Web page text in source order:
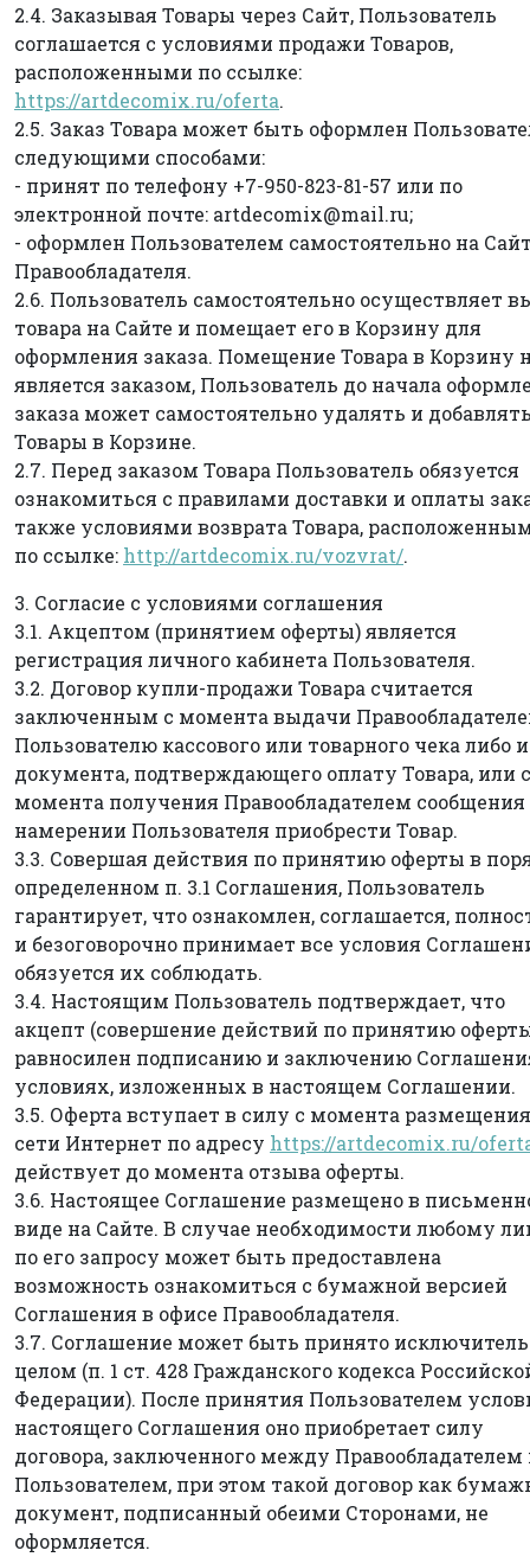
2.4. Заказывая Товары через Сайт, Пользователь
соглашается с условиями продажи Товаров,
расположенными по ссылке:
https://artdecomix.ru/oferta.
2.5. Заказ Товара может быть оформлен
следующими способами:
- принят по телефону +7-950-823-81-57 или по
электронной почте: artdecomix@mail.ru;
- оформлен Пользователем самостоятельно на
Правообладателя.
2.6. Пользователь самостоятельно осуществляет
товара на Сайте и помещает его в Корзину для
оформления заказа. Помещение Товара в Корзину
является заказом, Пользователь до начала
заказа может самостоятельно удалять и
Товары в Корзине.
2.7. Перед заказом Товара Пользователь обязуется
ознакомиться с правилами доставки и оплаты
также условиями возврата Товара,
по ссылке: http://artdecomix.ru/vozvrat/.
3. Согласие с условиями соглашения
3.1. Акцептом (принятием оферты) является
регистрация личного кабинета Пользователя.
3.2. Договор купли-продажи Товара считается
заключенным с момента выдачи
Пользователю кассового или товарного чека либо
документа, подтверждающего оплату Товара, или с
момента получения Правообладателем сообщения
намерении Пользователя приобрести Товар.
3.3. Совершая действия по принятию оферты в
определенном п. 3.1 Соглашения, Пользователь
гарантирует, что ознакомлен, соглашается,
и безоговорочно принимает все условия
обязуется их соблюдать.
3.4. Настоящим Пользователь подтверждает, что
акцепт (совершение действий по принятию
равносилен подписанию и заключению
условиях, изложенных в настоящем Соглашении.
3.5. Оферта вступает в силу с момента
сети Интернет по адресу https://artdecomix.ru/
действует до момента отзыва оферты.
3.6. Настоящее Соглашение размещено в
виде на Сайте. В случае необходимости любому
по его запросу может быть предоставлена
возможность ознакомиться с бумажной версией
Соглашения в офисе Правообладателя.
3.7. Соглашение может быть принято
целом (п. 1 ст. 428 Гражданского кодекса
Федерации). После принятия Пользователем
настоящего Соглашения оно приобретает силу
договора, заключенного между Правообладателем
Пользователем, при этом такой договор как
документ, подписанный обеими Сторонами, не
оформляется.